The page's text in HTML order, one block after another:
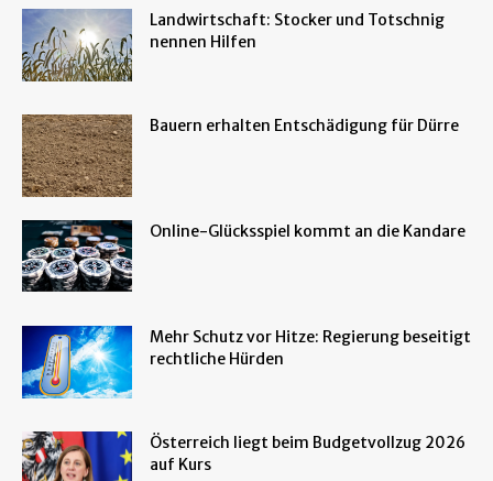
Landwirtschaft: Stocker und Totschnig
nennen Hilfen
Bauern erhalten Entschädigung für Dürre
Online-Glücksspiel kommt an die Kandare
Mehr Schutz vor Hitze: Regierung beseitigt
rechtliche Hürden
Österreich liegt beim Budgetvollzug 2026
auf Kurs